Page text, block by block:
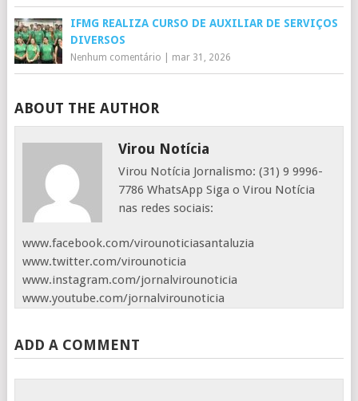
IFMG REALIZA CURSO DE AUXILIAR DE SERVIÇOS
DIVERSOS
Nenhum comentário mar 31, 2026
ABOUT THE AUTHOR
Virou Notícia
Virou Notícia Jornalismo: (31) 9 9996-
7786 WhatsApp Siga o Virou Notícia
nas redes sociais:
www.facebook.com/virounoticiasantaluzia
www.twitter.com/virounoticia
www.instagram.com/jornalvirounoticia
www.youtube.com/jornalvirounoticia
ADD A COMMENT